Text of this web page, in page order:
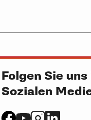
Folgen Sie
Sozialen